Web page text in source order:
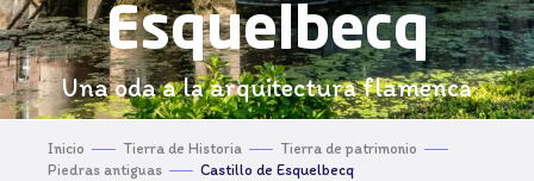
Esquelbecq
Una oda a la arquitectura flamenca
Inicio Tierra de Historia
Tierra de patrimonio
Piedras antiguas
Castillo de Esquelbecq